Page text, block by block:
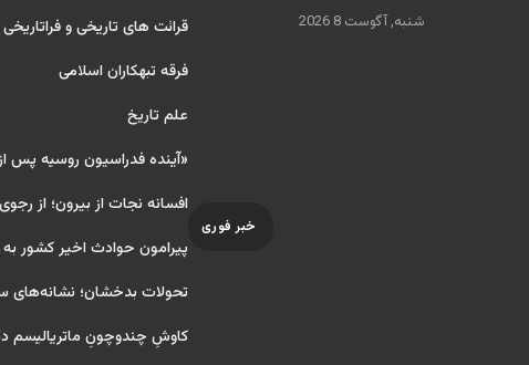
شنبه, آگوست 8 2026
خبر فوری
قرائت های تاریخی و
فرقه تبهکاران اسلامی
علم تاریخ
«آینده فدراسیون روسیه پس
افسانه نجات از بیرون؛ از
پیرامون حوادث اخیر کشور
تحولات بدخشان؛ نشانه‌های
کاوشِ چندو‌چونِ ماتریالیسم